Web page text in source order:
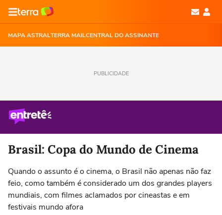
MAPA ASTRALTERRA MAILCENTRAL DO ASSINANTE
PUBLICIDADE
Brasil: Copa do Mundo de Cinema
Quando o assunto é o cinema, o Brasil não apenas não faz
feio, como também é considerado um dos grandes players
mundiais, com filmes aclamados por cineastas e em
festivais mundo afora